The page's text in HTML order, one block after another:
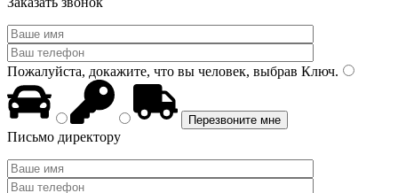
Пожалуйста, докажите, что вы человек, выбрав Ключ.
Письмо директору